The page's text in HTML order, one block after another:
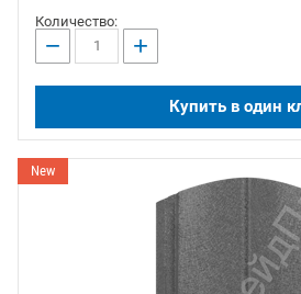
Количество:
− +
Купить в один
New